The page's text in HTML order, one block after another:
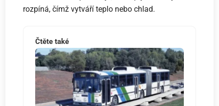
rozpíná, čímž vytváří teplo nebo chlad.
Čtěte také